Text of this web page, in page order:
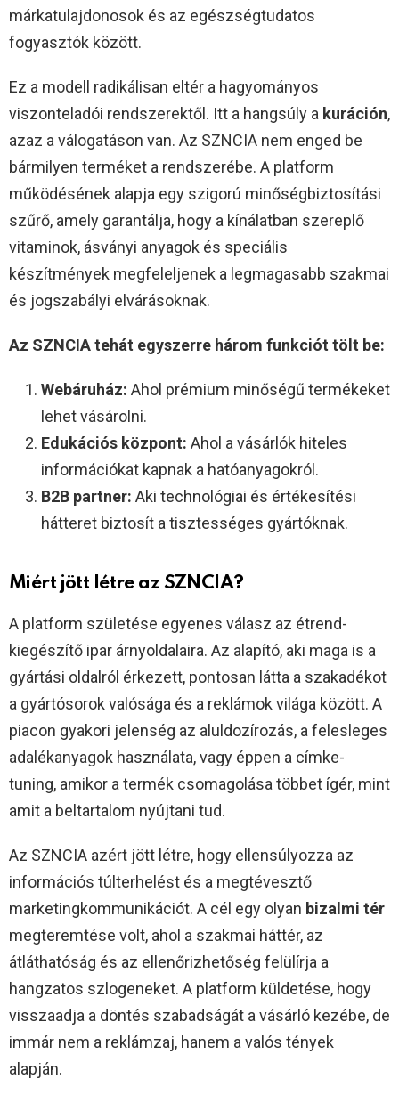
márkatulajdonosok és az egészségtudatos
fogyasztók között.
Ez a modell radikálisan eltér a hagyományos
viszonteladói rendszerektől. Itt a hangsúly a kuráción,
azaz a válogatáson van. Az SZNCIA nem enged be
bármilyen terméket a rendszerébe. A platform
működésének alapja egy szigorú minőségbiztosítási
szűrő, amely garantálja, hogy a kínálatban szereplő
vitaminok, ásványi anyagok és speciális
készítmények megfeleljenek a legmagasabb szakmai
és jogszabályi elvárásoknak.
Az SZNCIA tehát egyszerre három funkciót tölt be:
Webáruház: Ahol prémium minőségű termékeket
lehet vásárolni.
Edukációs központ: Ahol a vásárlók hiteles
információkat kapnak a hatóanyagokról.
B2B partner: Aki technológiai és értékesítési
hátteret biztosít a tisztességes gyártóknak.
Miért jött létre az SZNCIA?
A platform születése egyenes válasz az étrend-
kiegészítő ipar árnyoldalaira. Az alapító, aki maga is a
gyártási oldalról érkezett, pontosan látta a szakadékot
a gyártósorok valósága és a reklámok világa között. A
piacon gyakori jelenség az aluldozírozás, a felesleges
adalékanyagok használata, vagy éppen a címke-
tuning, amikor a termék csomagolása többet ígér, mint
amit a beltartalom nyújtani tud.
Az SZNCIA azért jött létre, hogy ellensúlyozza az
információs túlterhelést és a megtévesztő
marketingkommunikációt. A cél egy olyan bizalmi tér
megteremtése volt, ahol a szakmai háttér, az
átláthatóság és az ellenőrizhetőség felülírja a
hangzatos szlogeneket. A platform küldetése, hogy
visszaadja a döntés szabadságát a vásárló kezébe, de
immár nem a reklámzaj, hanem a valós tények
alapján.